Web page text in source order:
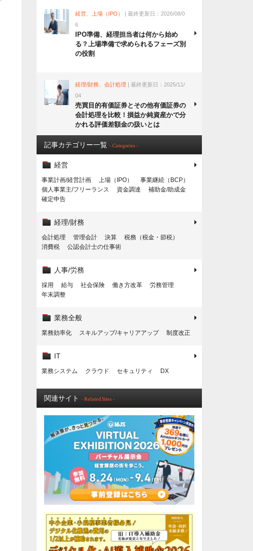
経営、上場（IPO）
| 最終更新日：2026/08/0
6
IPO準備、経理担当者は何から始め
る？上場準備で求められるフェーズ別
の役割
経理/財務、会計処理 | 最終更新日：2025/11/
04
売買目的有価証券とその他有価証券の
会計処理を比較！損益か純資産かで分
かれる評価差額金の扱いとは
記事カテゴリー一覧 - Categories -
経営
事業計画/経営計画 上場（IPO）
事業継続（BCP）
個人事業主/フリーランス
資金調達
補助金/助成金
確定申告
経理/財務
会計処理 管理会計 決算
税務（税金・節税）
消費税
公認会計士の仕事術
人事/労務
採用 給与 社会保険 働き方改革
労務管理
年末調整
業務全般
業務効率化 スキルアップ/キャリアアップ 制度改正
IT
業務システム クラウド セキュリティ DX
関連サイト - Related Sites -